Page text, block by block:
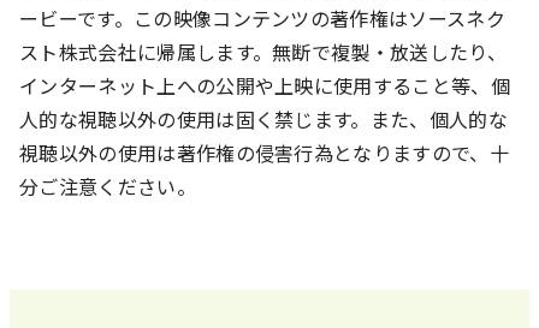
ービーです。この映像コンテンツの著作権はソースネク
スト株式会社に帰属します。無断で複製・放送したり、
インターネット上への公開や上映に使用すること等、個
人的な視聴以外の使用は固く禁じます。また、個人的な
視聴以外の使用は著作権の侵害行為となりますので、十
分ご注意ください。